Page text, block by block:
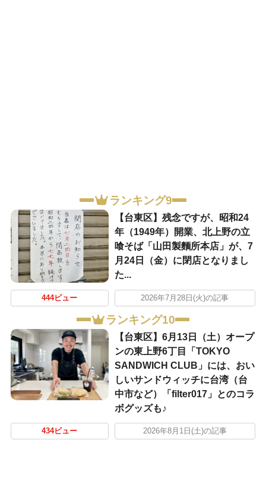
ランキング9
【台東区】残念ですが、昭和24
年（1949年）開業、北上野の立
喰そば「山田製麵所本店」が、7
月24日（金）に閉店となりまし
た...
444ビュー 2026年7月28日(火)の記事
ランキング10
【台東区】6月13日（土）オープ
ンの東上野6丁目「TOKYO
SANDWICH CLUB」には、おい
しいサンドウィッチに台湾（台
中市など）「filter017」とのコラ
ボグッズも♪
434ビュー 2026年8月1日(土)の記事